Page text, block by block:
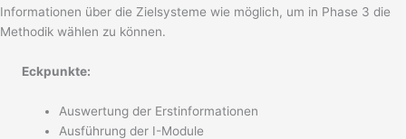
Informationen über die Zielsysteme wie möglich, um in Phase 3 die
Methodik wählen zu können.
Eckpunkte:
Auswertung der Erstinformationen
Ausführung der I-Module